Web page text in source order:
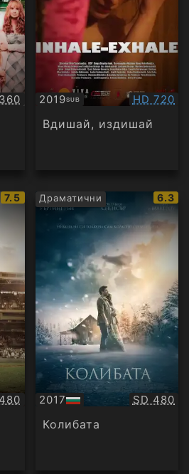
2019SUB
Субтитри HD 720
Вдишай, издишай
IMDb
рейтинг:
7.5 Драматични
IMDb
6.3
2017
БГ
аудио
SD 480
Колибата